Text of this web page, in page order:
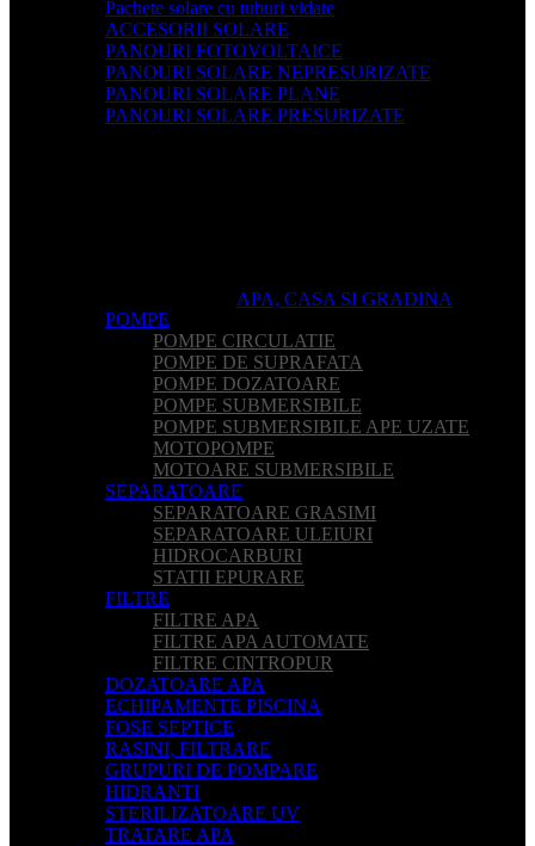
Pachete solare cu tuburi vidate
ACCESORII SOLARE
PANOURI FOTOVOLTAICE
PANOURI SOLARE NEPRESURIZATE
PANOURI SOLARE PLANE
PANOURI SOLARE PRESURIZATE
APA, CASA SI GRADINA
POMPE
POMPE CIRCULATIE
POMPE DE SUPRAFATA
POMPE DOZATOARE
POMPE SUBMERSIBILE
POMPE SUBMERSIBILE APE UZATE
MOTOPOMPE
MOTOARE SUBMERSIBILE
SEPARATOARE
SEPARATOARE GRASIMI
SEPARATOARE ULEIURI
HIDROCARBURI
STATII EPURARE
FILTRE
FILTRE APA
FILTRE APA AUTOMATE
FILTRE CINTROPUR
DOZATOARE APA
ECHIPAMENTE PISCINA
FOSE SEPTICE
RASINI, FILTRARE
GRUPURI DE POMPARE
HIDRANTI
STERILIZATOARE UV
TRATARE APA